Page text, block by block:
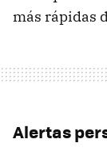
más rápidas
Alertas